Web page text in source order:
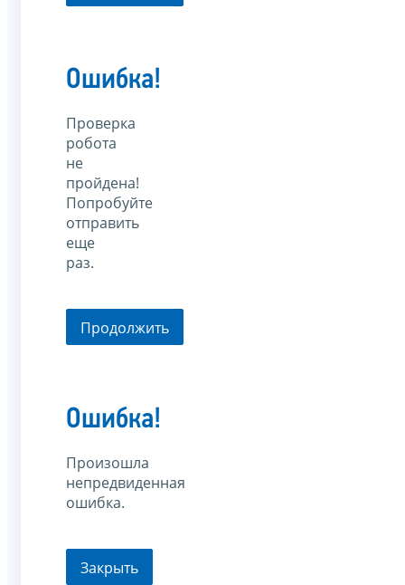
Ошибка!
Проверка
робота
не
пройдена!
Попробуйте
отправить
еще
раз.
Продолжить
Ошибка!
Произошла
непредвиденная
ошибка.
Закрыть